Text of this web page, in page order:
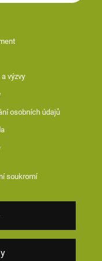
výzvy
osobních údajů
soukromí